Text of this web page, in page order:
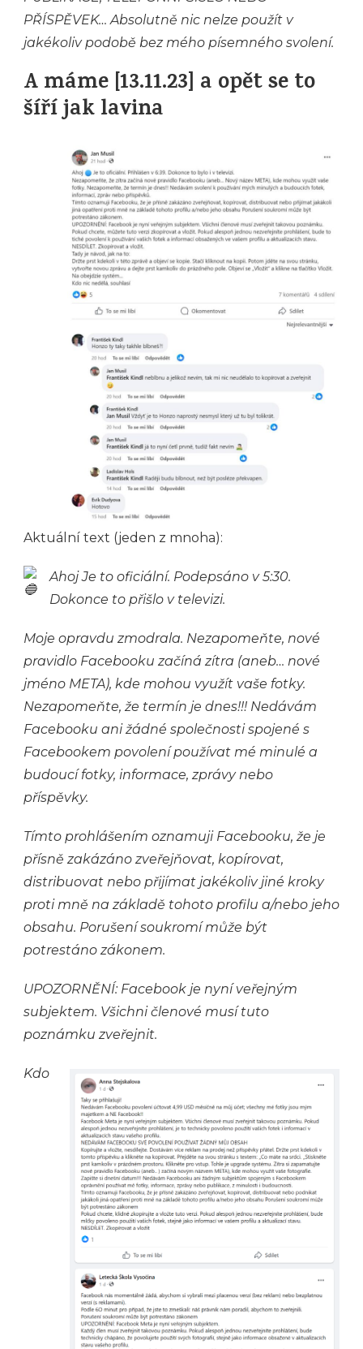
PŘÍSPĚVEK… Absolutně nic nelze použít v
jakékoliv podobě bez mého písemného svolení.
A máme [13.11.23] a opět se to
šíří jak lavina
Aktuální text (jeden z mnoha):
AhojJe to oficiální. Podepsáno v 5:30.
Dokonce to přišlo v televizi.
Moje opravdu zmodrala. Nezapomeňte, nové
pravidlo Facebooku začíná zítra (aneb… nové
jméno META), kde mohou využít vaše fotky.
Nezapomeňte, že termín je dnes!!! Nedávám
Facebooku ani žádné společnosti spojené s
Facebookem povolení používat mé minulé a
budoucí fotky, informace, zprávy nebo
příspěvky.
Tímto prohlášením oznamuji Facebooku, že je
přísně zakázáno zveřejňovat, kopírovat,
distribuovat nebo přijímat jakékoliv jiné kroky
proti mně na základě tohoto profilu a/nebo jeho
obsahu. Porušení soukromí může být
potrestáno zákonem.
UPOZORNĚNÍ: Facebook je nyní veřejným
subjektem. Všichni členové musí tuto
poznámku zveřejnit.
Kdo